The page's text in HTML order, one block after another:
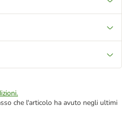
che l'articolo ha avuto negli ultimi